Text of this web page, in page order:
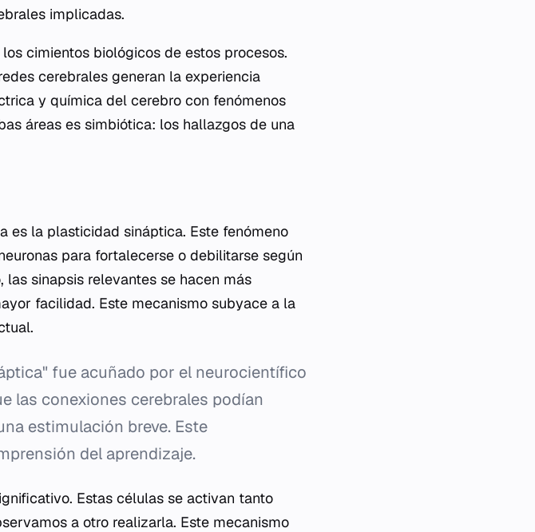
implicadas.
cimientos biológicos de estos procesos.
cerebrales generan la experiencia
y química del cerebro con fenómenos
áreas es simbiótica: los hallazgos de una
es la plasticidad sináptica. Este fenómeno
para fortalecerse o debilitarse según
sinapsis relevantes se hacen más
facilidad. Este mecanismo subyace a la
fue acuñado por el neurocientífico
las conexiones cerebrales podían
estimulación breve. Este
del aprendizaje.
Estas células se activan tanto
a otro realizarla. Este mecanismo